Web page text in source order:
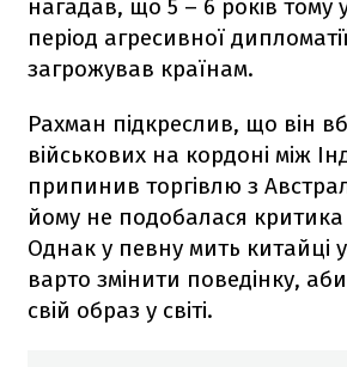
нагадав, що 5 – 6 років тому
період агресивної
загрожував країнам.
Рахман підкреслив, що він
військових на кордоні між
припинив торгівлю з
йому не подобалася критика
Однак у певну мить китайці
варто змінити поведінку,
свій образ у світі.